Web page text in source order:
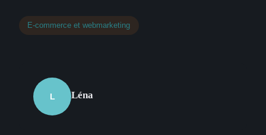
E-commerce et webmarketing
L Léna